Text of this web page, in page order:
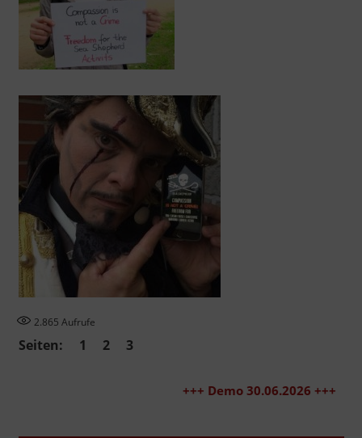
2.865 Aufrufe
Seiten: 1 2 3
+++ Demo 30.06.2026 +++